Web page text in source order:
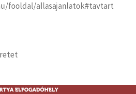
fooldal/allasajanlatok#tavtart